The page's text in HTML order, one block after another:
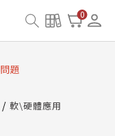
0
護中，本站同步暫
併與書櫃開通申請
題
明及資產合併結果
軟\硬體應用